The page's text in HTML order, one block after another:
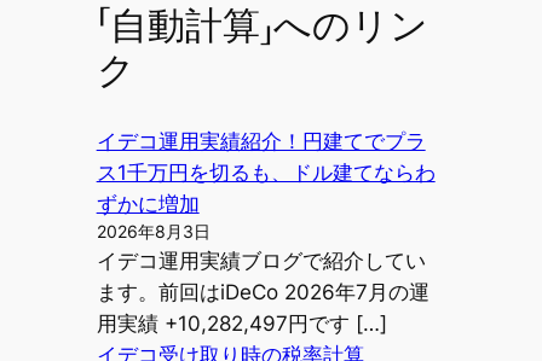
「自動計算」へのリン
ク
イデコ運用実績紹介！円建てでプラ
ス1千万円を切るも、ドル建てならわ
ずかに増加
2026年8月3日
イデコ運用実績ブログで紹介してい
ます。前回はiDeCo 2026年7月の運
用実績 +10,282,497円です […]
イデコ受け取り時の税率計算